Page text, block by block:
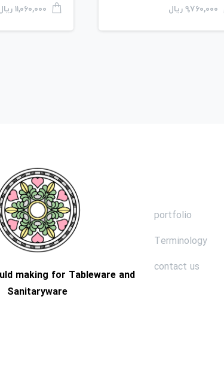
۱۱,۰۶۰,۰۰۰ ۹,۷۶۰,۰۰۰ ریال
making for Tableware and
Sanitaryware
portfolio
Terminology
contact us